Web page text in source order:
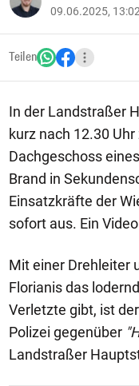
09.06.2025, 13:02
Teilen
In der Landstraßer
kurz nach 12.30
Dachgeschoss
Brand in
Einsatzkräfte der
sofort aus. Ein
Mit einer Drehleiter
Florianis das
Verletzte gibt, ist
Polizei gegenüber
Landstraßer